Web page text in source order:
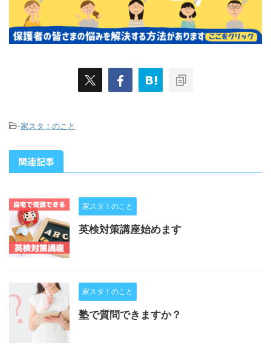
-家スタ！のこと
関連記事
家スタ！のこと
英検対策講座始めます
家スタ！のこと
塾で質問できますか？